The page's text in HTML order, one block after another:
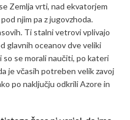
Zemlja vrti, nad ekvatorjem
njim pa z jugovzhoda.
Ti stalni vetrovi vplivajo
glavnih oceanov dve veliki
so se morali naučiti, po kateri
je včasih potreben velik zavoj
po naključju odkrili Azore in